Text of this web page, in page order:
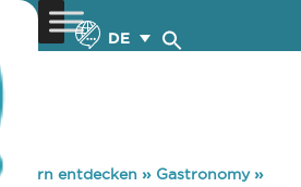
DE
Zypern entdecken » Gastronomy»